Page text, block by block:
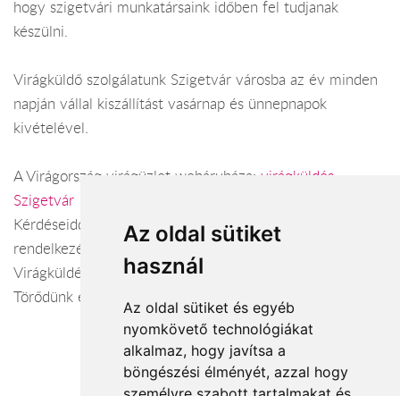
Az oldal sütiket
használ
Az oldal sütiket és egyéb
nyomkövető technológiákat
alkalmaz, hogy javítsa a
böngészési élményét, azzal hogy
hogy szigetvári munkatársaink időben fel tudjanak
készülni.
Virágküldő szolgálatunk Szigetvár városba az év minden
napján vállal kiszállítást vasárnap és ünnepnapok
kivételével.
A Virágország virágüzlet webáruháza: virágküldés
Szigetvár
Kérdéseiddel kapcsolatban örömmel állunk
rendelkezésedre.
Virágküldés Szigetvár
Törődünk egymással
Elfogadott fizetési módok